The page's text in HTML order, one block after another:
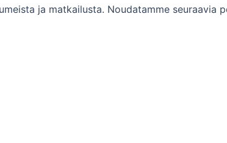
ja matkailusta. Noudatamme seuraavia